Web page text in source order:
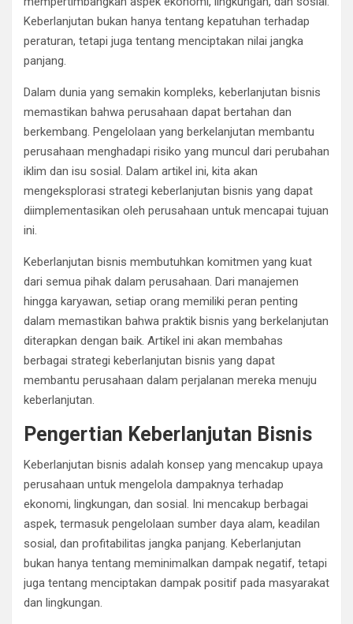
Keberlanjutan bukan hanya tentang kepatuhan terhadap
peraturan, tetapi juga tentang menciptakan nilai jangka
panjang.
Dalam dunia yang semakin kompleks, keberlanjutan bisnis
memastikan bahwa perusahaan dapat bertahan dan
berkembang. Pengelolaan yang berkelanjutan membantu
perusahaan menghadapi risiko yang muncul dari perubahan
iklim dan isu sosial. Dalam artikel ini, kita akan
mengeksplorasi strategi keberlanjutan bisnis yang dapat
diimplementasikan oleh perusahaan untuk mencapai tujuan
ini.
Keberlanjutan bisnis membutuhkan komitmen yang kuat
dari semua pihak dalam perusahaan. Dari manajemen
hingga karyawan, setiap orang memiliki peran penting
dalam memastikan bahwa praktik bisnis yang berkelanjutan
diterapkan dengan baik. Artikel ini akan membahas
berbagai strategi keberlanjutan bisnis yang dapat
membantu perusahaan dalam perjalanan mereka menuju
keberlanjutan.
Pengertian Keberlanjutan Bisnis
Keberlanjutan bisnis adalah konsep yang mencakup upaya
perusahaan untuk mengelola dampaknya terhadap
ekonomi, lingkungan, dan sosial. Ini mencakup berbagai
aspek, termasuk pengelolaan sumber daya alam, keadilan
sosial, dan profitabilitas jangka panjang. Keberlanjutan
bukan hanya tentang meminimalkan dampak negatif, tetapi
juga tentang menciptakan dampak positif pada masyarakat
dan lingkungan.